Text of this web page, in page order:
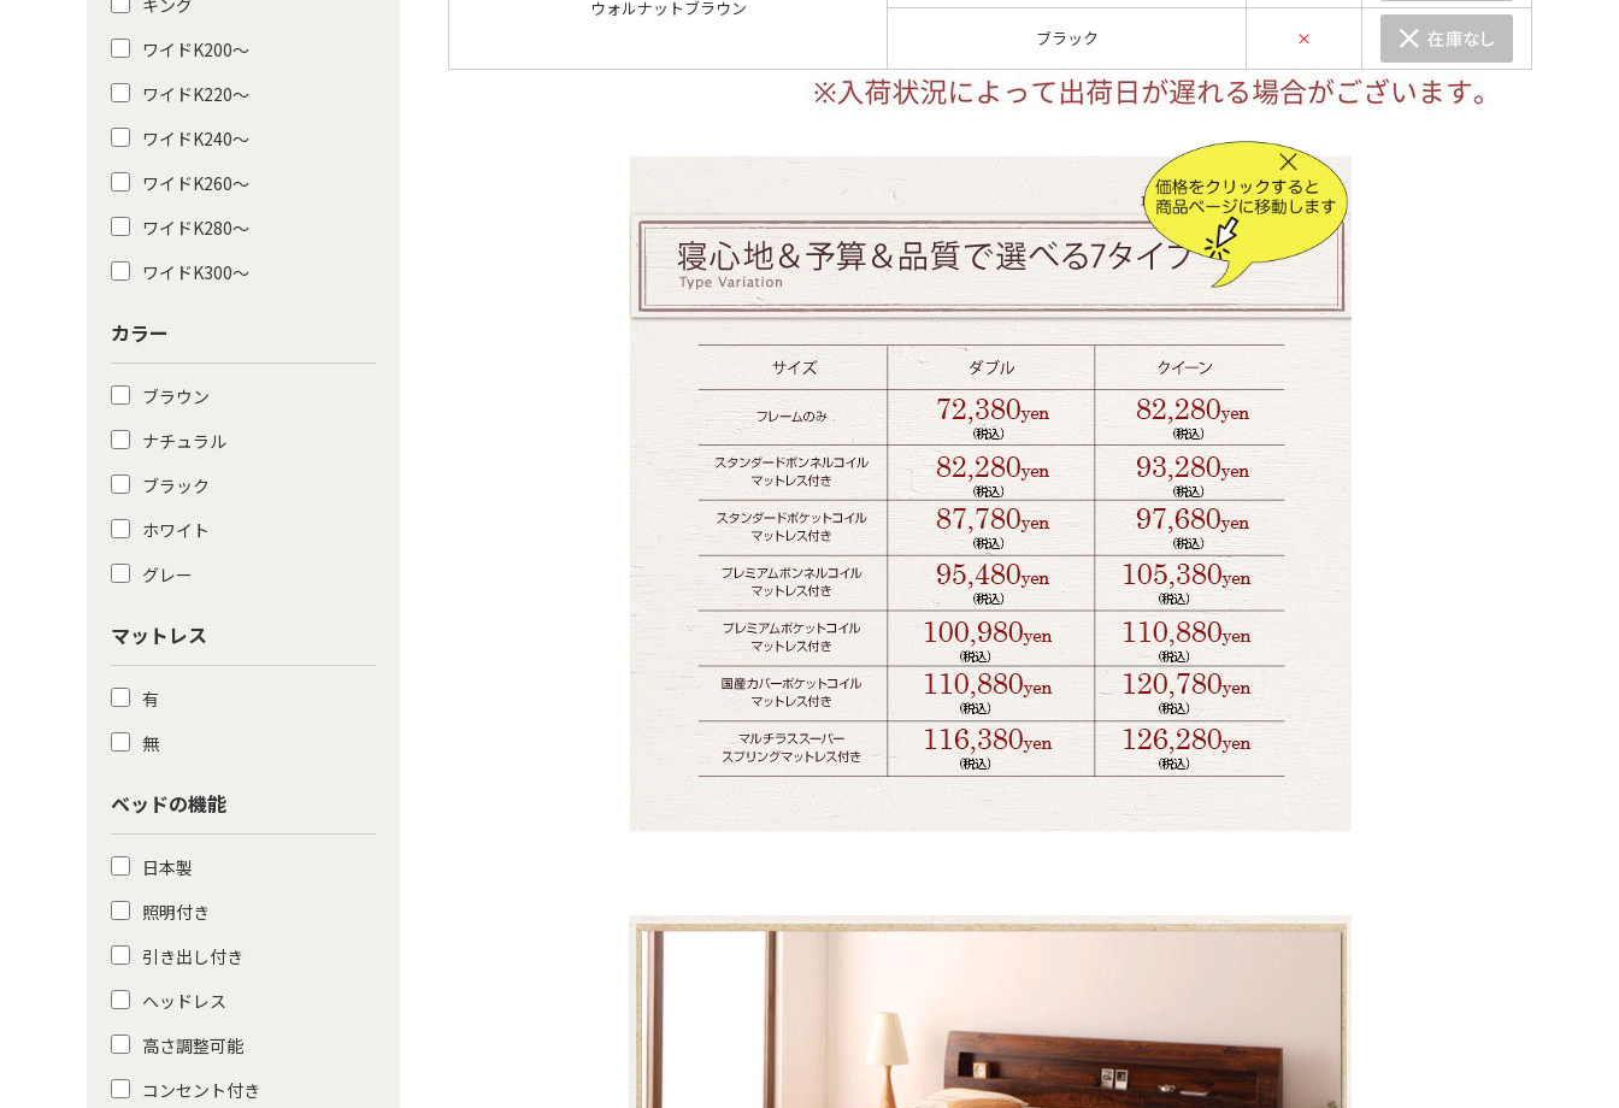
ウォルナットブラウン
ブラック ×
ワイドK200〜
ワイドK220〜
ワイドK240〜
ワイドK260〜
ワイドK280〜
ワイドK300〜
カラー
ブラウン
ナチュラル
ブラック
ホワイト
グレー
マットレス
有
無
ベッドの機能
日本製
照明付き
引き出し付き
ヘッドレス
高さ調整可能
コンセント付き